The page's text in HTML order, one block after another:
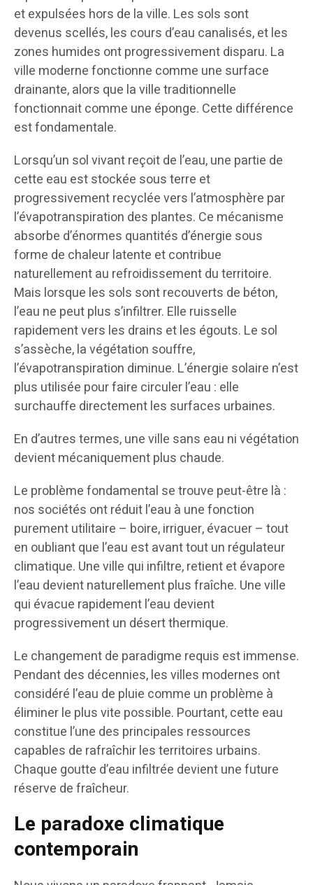
et expulsées hors de la ville. Les sols sont
devenus scellés, les cours d’eau canalisés, et les
zones humides ont progressivement disparu. La
ville moderne fonctionne comme une surface
drainante, alors que la ville traditionnelle
fonctionnait comme une éponge. Cette différence
est fondamentale.
Lorsqu’un sol vivant reçoit de l’eau, une partie de
cette eau est stockée sous terre et
progressivement recyclée vers l’atmosphère par
l’évapotranspiration des plantes. Ce mécanisme
absorbe d’énormes quantités d’énergie sous
forme de chaleur latente et contribue
naturellement au refroidissement du territoire.
Mais lorsque les sols sont recouverts de béton,
l’eau ne peut plus s’infiltrer. Elle ruisselle
rapidement vers les drains et les égouts. Le sol
s’assèche, la végétation souffre,
l’évapotranspiration diminue. L’énergie solaire n’est
plus utilisée pour faire circuler l’eau : elle
surchauffe directement les surfaces urbaines.
En d’autres termes, une ville sans eau ni végétation
devient mécaniquement plus chaude.
Le problème fondamental se trouve peut-être là :
nos sociétés ont réduit l’eau à une fonction
purement utilitaire – boire, irriguer, évacuer – tout
en oubliant que l’eau est avant tout un régulateur
climatique. Une ville qui infiltre, retient et évapore
l’eau devient naturellement plus fraîche. Une ville
qui évacue rapidement l’eau devient
progressivement un désert thermique.
Le changement de paradigme requis est immense.
Pendant des décennies, les villes modernes ont
considéré l’eau de pluie comme un problème à
éliminer le plus vite possible. Pourtant, cette eau
constitue l’une des principales ressources
capables de rafraîchir les territoires urbains.
Chaque goutte d’eau infiltrée devient une future
réserve de fraîcheur.
Le paradoxe climatique
contemporain